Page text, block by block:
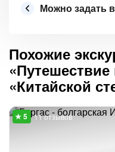
Можно задать
Похожие
«Путешествие
«Китайской
11 отзывов